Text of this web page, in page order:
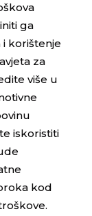
ga
i korištenje
za
više u
iskoristiti
kod